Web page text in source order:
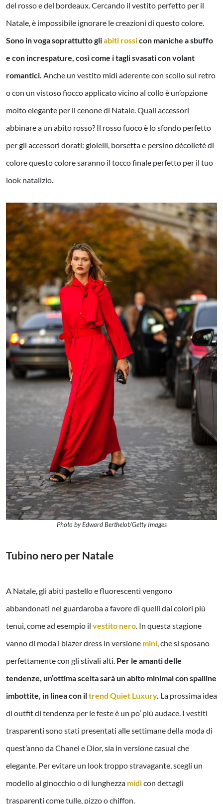
del rosso e del bordeaux. Cercando il vestito perfetto per il
Natale, è impossibile ignorare le creazioni di questo colore.
Sono in voga soprattutto gliabiti rossicon maniche a sbuffo
e con increspature, così come i tagli svasati con volant
romantici. Anche un vestito midi aderente con scollo sul retro
o con un vistoso fiocco applicato vicino al collo è un’opzione
molto elegante per il cenone di Natale. Quali accessori
abbinare a un abito rosso? Il rosso fuoco è lo sfondo perfetto
per gli accessori dorati: gioielli, borsetta e persino décolleté di
colore questo colore saranno il tocco finale perfetto per il tuo
look natalizio.
Photo by Edward Berthelot/Getty Images
Tubino nero per Natale
A Natale, gli abiti pastello e fluorescenti vengono
abbandonati nel guardaroba a favore di quelli dai colori più
tenui, come ad esempio il vestito nero. In questa stagione
vanno di moda i blazer dress in versione mini, che si sposano
perfettamente con gli stivali alti. Per le amanti delle
tendenze, un’ottima scelta sarà un abito minimal con spalline
imbottite, in linea con iltrend Quiet Luxury. La prossima idea
di outfit di tendenza per le feste è un po’ più audace. I vestiti
trasparenti sono stati presentati alle settimane della moda di
quest’anno da Chanel e Dior, sia in versione casual che
elegante. Per evitare un look troppo stravagante, scegli un
modello al ginocchio o di lunghezza midicon dettagli
trasparenti come tulle, pizzo o chiffon.